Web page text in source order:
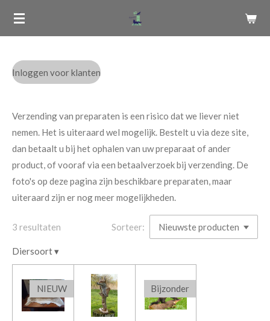
Ga
de
hoofdinhoud
Inloggen voor klanten
Verzending van preparaten is een risico dat we liever niet
nemen. Het is uiteraard wel mogelijk. Bestelt u via deze site,
dan betaalt u bij het ophalen van uw preparaat of ander
product, of vooraf via een betaalverzoek bij verzending. De
foto's op deze pagina zijn beschikbare preparaten, maar
uiteraard zijn er nog meer mogelijkheden.
3 resultaten Sorteer:
Diersoort▾
NIEUW Bijzonder